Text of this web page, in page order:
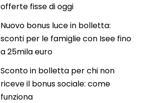
offerte fisse di oggi
Nuovo bonus luce in bolletta:
sconti per le famiglie con Isee fino
a 25mila euro
Sconto in bolletta per chi non
riceve il bonus sociale: come
funziona